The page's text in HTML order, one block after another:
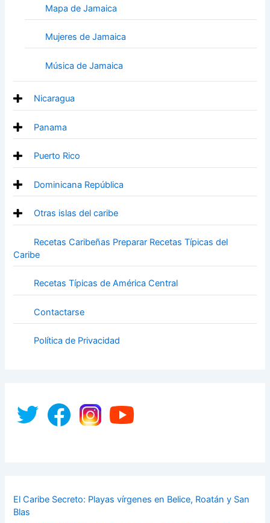
Mapa de Jamaica
Mujeres de Jamaica
Música de Jamaica
Nicaragua
Panama
Puerto Rico
Dominicana República
Otras islas del caribe
Recetas Caribeñas Preparar Recetas Típicas del
Caribe
Recetas Típicas de América Central
Contactarse
Política de Privacidad
El Caribe Secreto: Playas vírgenes en Belice, Roatán y San
Blas